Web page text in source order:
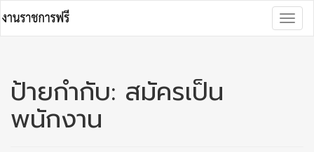
to
content
ป้ายกำกับ: สมัครเป็น
พนักงาน